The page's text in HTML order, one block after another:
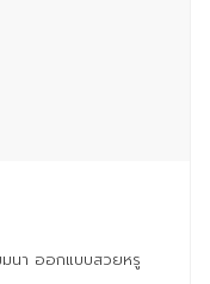
นา ออกแบบสวยหรู